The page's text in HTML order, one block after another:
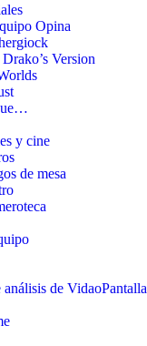
Opina
Version
y cine
de mesa
de VidaoPantalla